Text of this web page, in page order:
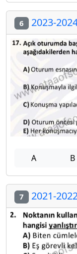
6 2023-
A B
7 2021-